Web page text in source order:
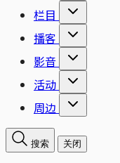
栏目
播客
影音
活动
周边
搜索 关闭